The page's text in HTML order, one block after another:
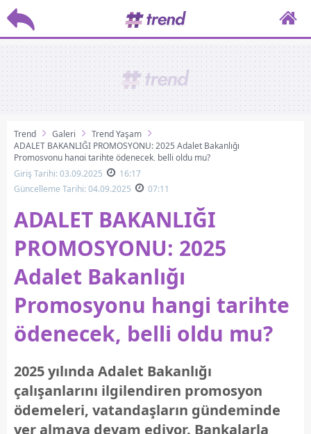
Trend Galeri
Trend Yaşam
ADALET BAKANLIĞI PROMOSYONU: 2025 Adalet Bakanlığı
Promosyonu hangi tarihte ödenecek, belli oldu mu?
Giriş Tarihi: 03.09.2025
16:17
Güncelleme Tarihi: 04.09.2025
07:11
ADALET BAKANLIĞI
PROMOSYONU: 2025
Adalet Bakanlığı
Promosyonu hangi tarihte
ödenecek, belli oldu mu?
2025 yılında Adalet Bakanlığı
çalışanlarını ilgilendiren promosyon
ödemeleri, vatandaşların gündeminde
yer almaya devam ediyor. Bankalarla